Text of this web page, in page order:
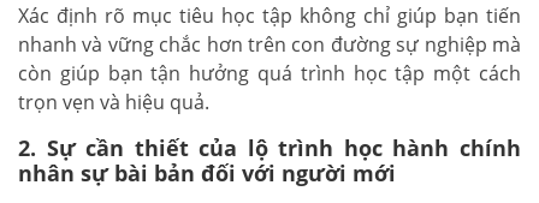
Xác định rõ mục tiêu học tập không chỉ giúp bạn tiến
nhanh và vững chắc hơn trên con đường sự nghiệp mà
còn giúp bạn tận hưởng quá trình học tập một cách
trọn vẹn và hiệu quả.
2. Sự cần thiết của lộ trình học hành chính
nhân sự bài bản đối với người mới